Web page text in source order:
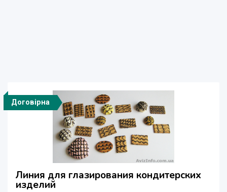
Договірна
Линия для глазирования кондитерских
изделий